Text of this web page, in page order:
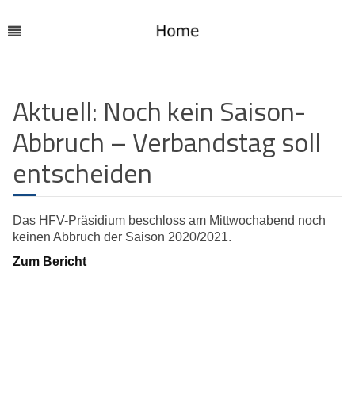
Aktuell: Noch kein Saison-
Abbruch – Verbandstag soll
entscheiden
Das HFV-Präsidium beschloss am Mittwochabend noch
keinen Abbruch der Saison 2020/2021.
Zum Bericht